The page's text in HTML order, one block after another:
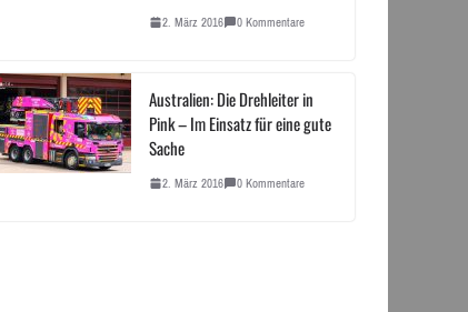
2. März 2016 0 Kommentare
Australien: Die Drehleiter in
Pink – Im Einsatz für eine gute
Sache
2. März 2016 0 Kommentare